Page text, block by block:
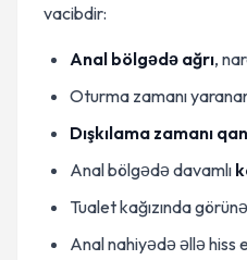
vacibdir:
Anal bölgədə ağrı,
Oturma zamanı
Dışkılama zamanı
Anal bölgədə davamlı
Tualet kağızında
Anal nahiyədə əllə hiss